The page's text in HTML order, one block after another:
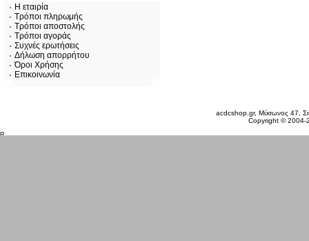
Η εταιρία
Τρόποι πληρωμής
Τρόποι αποστολής
Τρόποι αγοράς
Συχνές ερωτήσεις
Δήλωση απορρήτου
Όροι Χρήσης
Επικοινωνία
acdcshop.gr, Μύσωνος 47,
Copyright ©